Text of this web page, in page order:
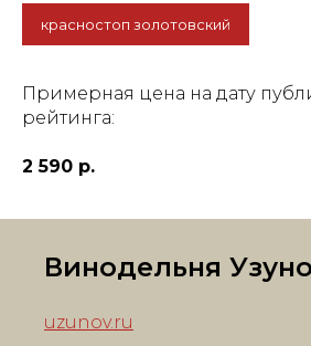
красностоп золотовский
Примерная цена на дату
рейтинга:
2 590 р.
Винодельня
uzunov.ru